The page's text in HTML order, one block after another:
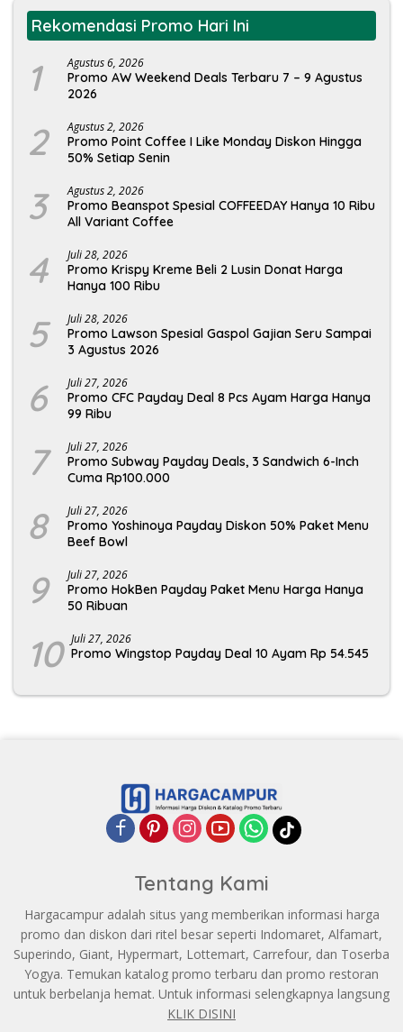
Rekomendasi Promo Hari Ini
1 Agustus 6, 2026
Promo AW Weekend Deals Terbaru 7 – 9 Agustus
2026
2 Agustus 2, 2026
Promo Point Coffee I Like Monday Diskon Hingga
50% Setiap Senin
3 Agustus 2, 2026
Promo Beanspot Spesial COFFEEDAY Hanya 10 Ribu
All Variant Coffee
4 Juli 28, 2026
Promo Krispy Kreme Beli 2 Lusin Donat Harga
Hanya 100 Ribu
5 Juli 28, 2026
Promo Lawson Spesial Gaspol Gajian Seru Sampai
3 Agustus 2026
6 Juli 27, 2026
Promo CFC Payday Deal 8 Pcs Ayam Harga Hanya
99 Ribu
7 Juli 27, 2026
Promo Subway Payday Deals, 3 Sandwich 6-Inch
Cuma Rp100.000
8 Juli 27, 2026
Promo Yoshinoya Payday Diskon 50% Paket Menu
Beef Bowl
9 Juli 27, 2026
Promo HokBen Payday Paket Menu Harga Hanya
50 Ribuan
10 Juli 27, 2026
Promo Wingstop Payday Deal 10 Ayam Rp 54.545
Tentang Kami
Hargacampur adalah situs yang memberikan informasi harga
promo dan diskon dari ritel besar seperti Indomaret, Alfamart,
Superindo, Giant, Hypermart, Lottemart, Carrefour, dan Toserba
Yogya. Temukan katalog promo terbaru dan promo restoran
untuk berbelanja hemat. Untuk informasi selengkapnya langsung
KLIK DISINI